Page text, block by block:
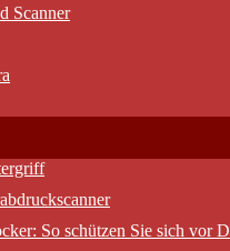
Scanner
So schützen Sie sich vor